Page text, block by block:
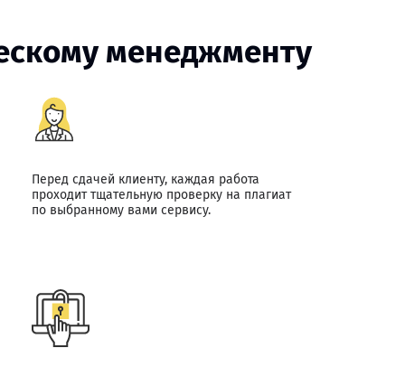
менеджменту
Перед сдачей клиенту, каждая работа
проходит тщательную проверку на плагиат
по выбранному вами сервису.